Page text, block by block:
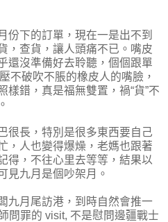
份下的訂單，現在一是出不到
，查貨，讓人頭痛不已。嘴皮
還沒準備好去聆聽，個個跟單
不破吹不脹的橡皮人的嘴臉，
樣錯，真是福無雙置，禍“貨”不
很長，特別是很多東西要自己
，人也變得爆燥，老媽也跟著
得，不往心里去等等，結果以
見九月是個吵架月。
九月尾訪港，到時自然會推一
問罪的 visit, 不是慰問邊疆戰士